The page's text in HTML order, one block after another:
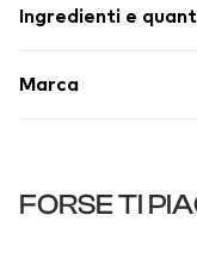
Ingredienti e
Marca
FORSE TI